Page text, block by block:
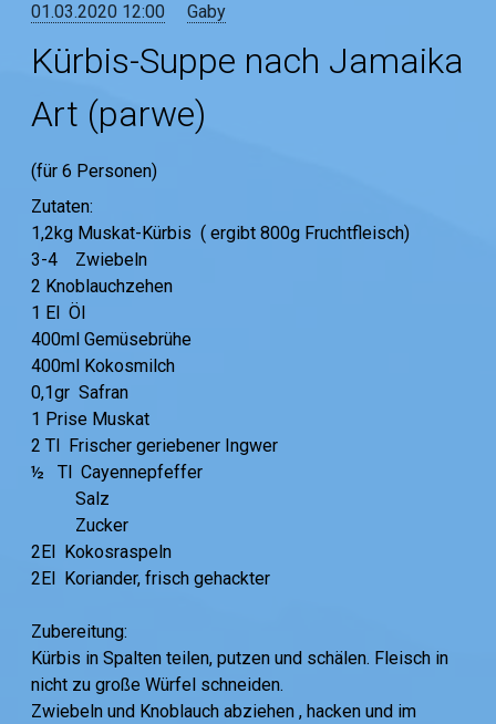
01.03.2020 12:00 Gaby
Kürbis-Suppe nach Jamaika
Art (parwe)
(für 6 Personen)
Zutaten:
1,2kg Muskat-Kürbis ( ergibt 800g Fruchtfleisch)
3-4 Zwiebeln
2 Knoblauchzehen
1 El Öl
400ml Gemüsebrühe
400ml Kokosmilch
0,1gr Safran
1 Prise Muskat
2 Tl Frischer geriebener Ingwer
½ Tl Cayennepfeffer
Salz
Zucker
2El Kokosraspeln
2El Koriander, frisch gehackter
Zubereitung:
Kürbis in Spalten teilen, putzen und schälen. Fleisch in
nicht zu große Würfel schneiden.
Zwiebeln und Knoblauch abziehen , hacken und im